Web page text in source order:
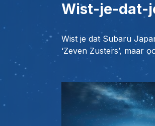
Wist-je-dat-
Wist je dat Subaru
‘Zeven Zusters’, maar